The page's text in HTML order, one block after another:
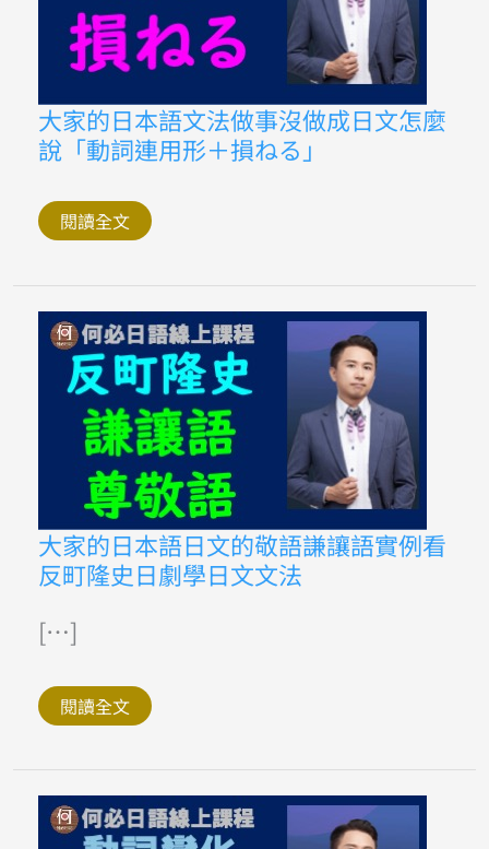
怎
麼
說
一
塚
大家的日本語文法做事沒做成日文怎麼
說「動詞連用形＋損ねる」
大
家
的
日
語
文
法
沒
做
成
日
文
怎
麼
「動
損
ね
る」
閱讀全文
大家的日本語日文的敬語謙讓語實例看
反町隆史日劇學日文文法
[…]
大
家
的
日
語
日
敬
語
謙
語
例
看
反
閱讀全文